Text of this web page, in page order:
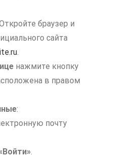
браузер и
сайта
.
нажмите кнопку
в правом
:
почту
.